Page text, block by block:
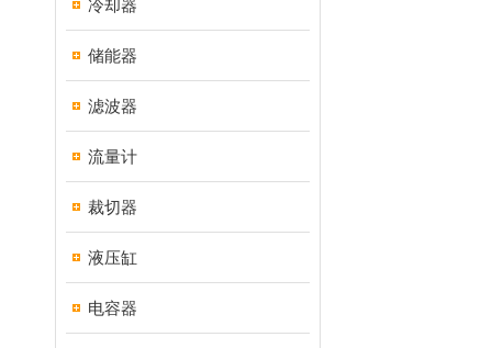
冷却器
储能器
滤波器
流量计
裁切器
液压缸
电容器